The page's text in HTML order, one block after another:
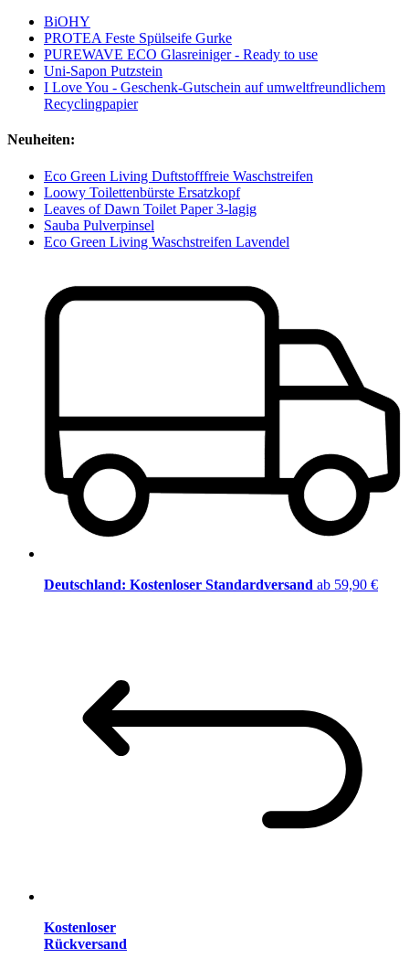
BiOHY
PROTEA Feste Spülseife Gurke
PUREWAVE ECO Glasreiniger - Ready to use
Uni-Sapon Putzstein
I Love You - Geschenk-Gutschein auf umweltfreundlichem
Recyclingpapier
Neuheiten:
Eco Green Living Duftstofffreie Waschstreifen
Loowy Toilettenbürste Ersatzkopf
Leaves of Dawn Toilet Paper 3-lagig
Sauba Pulverpinsel
Eco Green Living Waschstreifen Lavendel
Deutschland: Kostenloser Standardversand ab 59,90 €
Kostenloser
Rückversand